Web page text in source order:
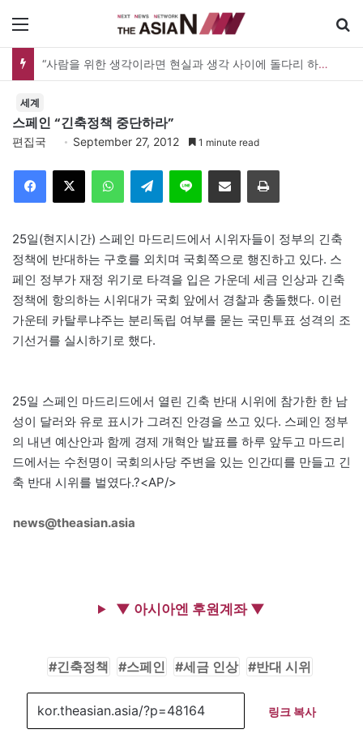
[출판] 표현의 자유는 어디까지 허용되는가…김재형 전 대법관 ‘언론과 인격권’
세계
스페인 “긴축정책 중단하라”
편집국 September 27, 2012 1 minute read
Telegram 이메일
25일(현지시간) 스페인 마드리드에서 시위자들이 정부의 긴축
정책에 반대하는 구호를 외치며 국회쪽으로 행진하고 있다. 스
페인 정부가 재정 위기로 타격을 입은 가운데 세금 인상과 긴축
정책에 항의하는 시위대가 국회 앞에서 경찰과 충돌했다. 이런
가운테 카탈루냐주는 분리독립 여부를 묻는 국민투표 성격의 조
기선거를 실시하기로 했다.
25일 스페인 마드리드에서 열린 긴축 반대 시위에 참가한 한 남
성이 달러와 유로 표시가 그려진 안경을 쓰고 있다. 스페인 정부
의 내년 예산안과 함께 경제 개혁안 발표를 하루 앞두고 마드리
드에서는 수천명이 국회의사당 주변을 있는 인간띠를 만들고 긴
축 반대 시위를 벌였다.?<AP/>
news@theasian.asia
▼ 아시아엔 후원계좌 ▼
긴축정책 스페인 세금 인상 반대 시위
링크 복사